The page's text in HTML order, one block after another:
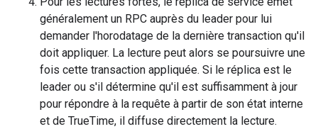
généralement un RPC auprès du leader pour lui
demander l'horodatage de la dernière transaction qu'il
doit appliquer. La lecture peut alors se poursuivre une
fois cette transaction appliquée. Si le réplica est le
leader ou s'il détermine qu'il est suffisamment à jour
pour répondre à la requête à partir de son état interne
et de TrueTime, il diffuse directement la lecture.